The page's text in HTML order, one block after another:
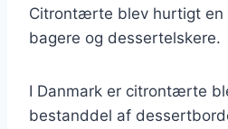
Citrontærte blev hurtigt
bagere og dessertelskere.
I Danmark er citrontærte
bestanddel af